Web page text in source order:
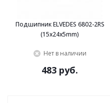
Подшипник ELVEDES 6802-2RS
(15x24x5mm)
Нет в наличии
483 руб.